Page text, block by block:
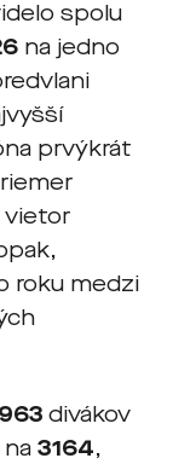
spolu
na jedno
prvýkrát
vietor
roku medzi
divákov
3164,